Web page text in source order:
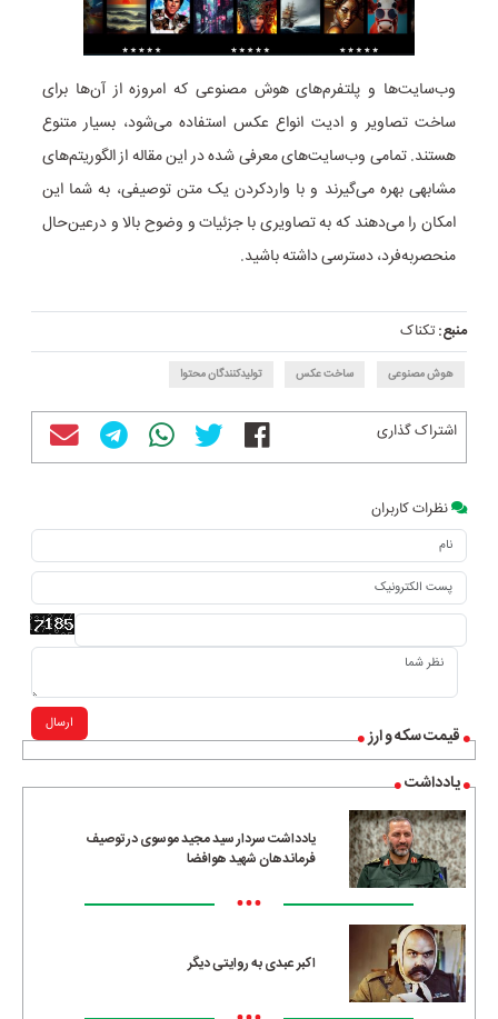
قیمت سکه و ارز
یادداشت
یادداشت سردار سید مجید موسوی در توصیف
فرماندهان شهید هوافضا
•••
اکبر عبدی به روایتی دیگر
وب‌سایت‌ها و پلتفرم‌های هوش مصنوعی که امروزه از آن‌ها برای
ساخت تصاویر و ادیت انواع عکس استفاده می‌شود، بسیار متنوع
هستند. تمامی وب‌سایت‌های معرفی شده در این مقاله از الگوریتم‌های
مشابهی بهره می‌گیرند و با وارد‌کردن یک متن توصیفی، به شما این
امکان را می‌دهند که به تصاویری با جزئیات و وضوح بالا و در‌عین‌‌حال
منحصر‌به‌فرد، دسترسی داشته باشید.
منبع:تکناک
هوش مصنوعی ساخت عکس تولیدکنندگان محتوا
اشتراک گذاری
نظرات کاربران
ارسال